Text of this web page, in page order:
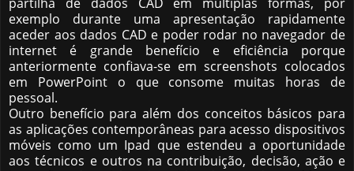
exemplo durante uma apresentação rapidamente
aceder aos dados CAD e poder rodar no navegador de
internet é grande benefício e eficiência porque
anteriormente confiava-se em screenshots colocados
em PowerPoint o que consome muitas horas de
pessoal.
Outro benefício para além dos conceitos básicos para
as aplicações contemporâneas para acesso dispositivos
móveis como um Ipad que estendeu a oportunidade
aos técnicos e outros na contribuição, decisão, ação e